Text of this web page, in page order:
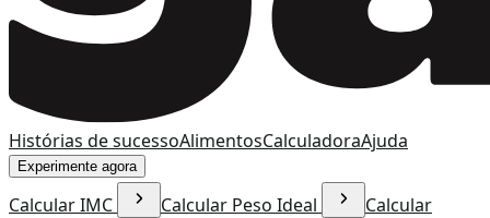
Histórias de sucessoAlimentosCalculadoraAjuda
Experimente agora
Calcular IMC Calcular Peso Ideal
Calcular